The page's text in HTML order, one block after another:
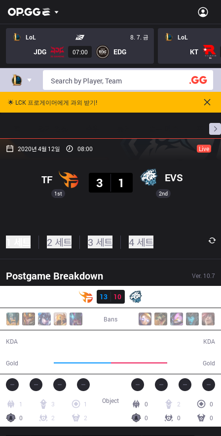
LoL 8. 7. 금
JDG 07:00 EDG
LoL
KT
🌟 LCK 프로게이머에게 과외 받기!
프로빌
2020년 4월 12일 08:00 Live
1st
TF
3
1 EVS
2nd
2 세트 3 세트 4 세트
Postgame Breakdown Ver. 10.7
13
10
Bans
KDA
Gold Gold
KDA
1 3
1
0
2 2
0 2
0
0
0 0
Object